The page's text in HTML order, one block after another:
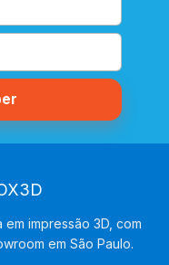
impressão 3D, com
em São Paulo.